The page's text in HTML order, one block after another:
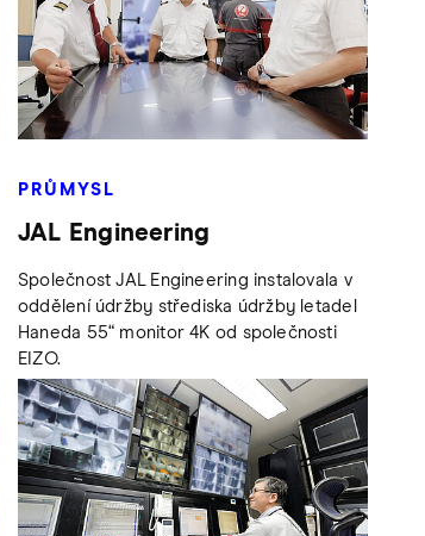
PRŮMYSL
JAL Engineering
Společnost JAL Engineering instalovala v
oddělení údržby střediska údržby letadel
Haneda 55“ monitor 4K od společnosti
EIZO.